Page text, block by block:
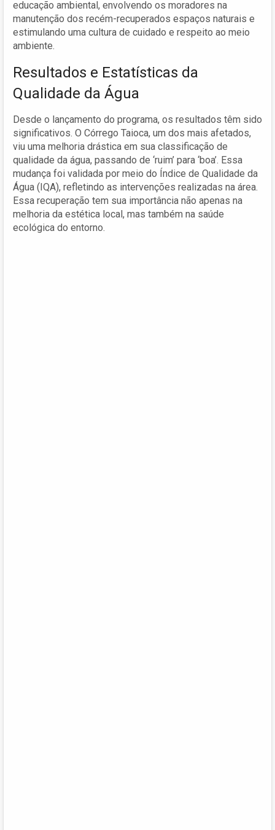
educação ambiental, envolvendo os moradores na
manutenção dos recém-recuperados espaços naturais e
estimulando uma cultura de cuidado e respeito ao meio
ambiente.
Resultados e Estatísticas da
Qualidade da Água
Desde o lançamento do programa, os resultados têm sido
significativos. O Córrego Taioca, um dos mais afetados,
viu uma melhoria drástica em sua classificação de
qualidade da água, passando de ‘ruim’ para ‘boa’. Essa
mudança foi validada por meio do Índice de Qualidade da
Água (IQA), refletindo as intervenções realizadas na área.
Essa recuperação tem sua importância não apenas na
melhoria da estética local, mas também na saúde
ecológica do entorno.